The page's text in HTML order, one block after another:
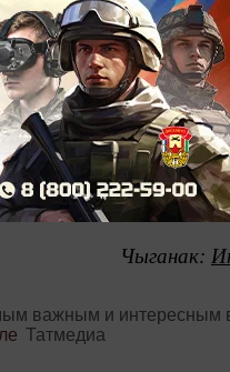
бирә, шул
бар.
гадел юл белән
сайлый.
һәм
Бу тантана халык
ул.
Чыганак:
важным и интересным
Татмедиа